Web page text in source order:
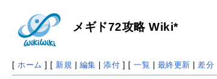
メギド72攻略 Wiki*
[ ホーム ] [ 新規 | 編集 |添付 ] [一覧 | 最終更新 | 差分